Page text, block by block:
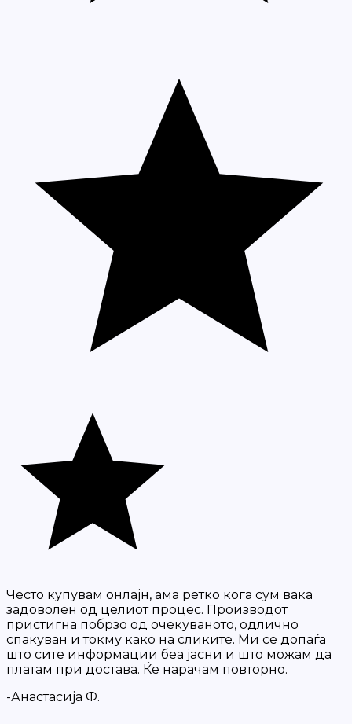
Често купувам онлајн, ама ретко кога сум вака
задоволен од целиот процес. Производот
пристигна побрзо од очекуваното, одлично
спакуван и токму како на сликите. Ми се допаѓа
што сите информации беа јасни и што можам да
платам при достава. Ќе нарачам повторно.
-Анастасија Ф.